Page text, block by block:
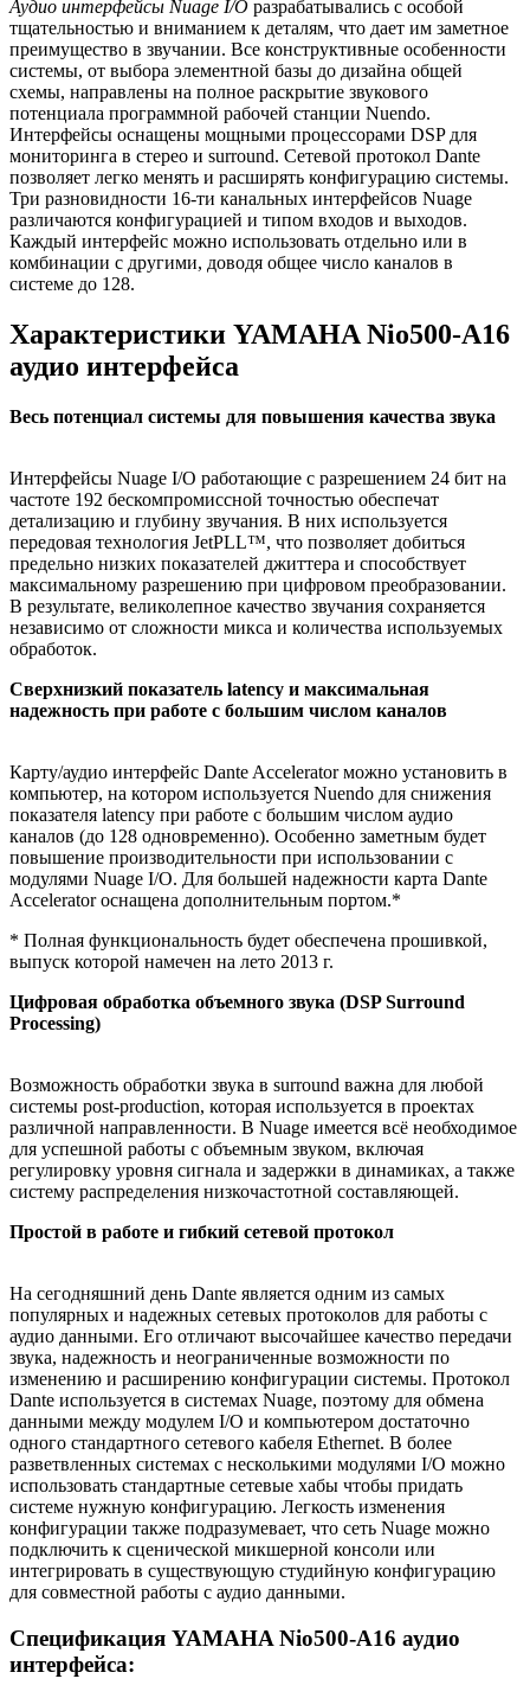
Аудио интерфейсы Nuage I/O разрабатывались с особой
тщательностью и вниманием к деталям, что дает им заметное
преимущество в звучании. Все конструктивные особенности
системы, от выбора элементной базы до дизайна общей
схемы, направлены на полное раскрытие звукового
потенциала программной рабочей станции Nuendo.
Интерфейсы оснащены мощными процессорами DSP для
мониторинга в стерео и surround. Сетевой протокол Dante
позволяет легко менять и расширять конфигурацию системы.
Три разновидности 16-ти канальных интерфейсов Nuage
различаются конфигурацией и типом входов и выходов.
Каждый интерфейс можно использовать отдельно или в
комбинации с другими, доводя общее число каналов в
системе до 128.
Характеристики YAMAHA Nio500-A16
аудио интерфейса
Весь потенциал системы для повышения качества звука
Интерфейсы Nuage I/O работающие с разрешением 24 бит на
частоте 192 бескомпромиссной точностью обеспечат
детализацию и глубину звучания. В них используется
передовая технология JetPLL™, что позволяет добиться
предельно низких показателей джиттера и способствует
максимальному разрешению при цифровом преобразовании.
В результате, великолепное качество звучания сохраняется
независимо от сложности микса и количества используемых
обработок.
Сверхнизкий показатель latency и максимальная
надежность при работе с большим числом каналов
Карту/аудио интерфейс Dante Accelerator можно установить в
компьютер, на котором используется Nuendo для снижения
показателя latency при работе с большим числом аудио
каналов (до 128 одновременно). Особенно заметным будет
повышение производительности при использовании с
модулями Nuage I/O. Для большей надежности карта Dante
Accelerator оснащена дополнительным портом.*
* Полная функциональность будет обеспечена прошивкой,
выпуск которой намечен на лето 2013 г.
Цифровая обработка объемного звука (DSP Surround
Processing)
Возможность обработки звука в surround важна для любой
системы post-production, которая используется в проектах
различной направленности. В Nuage имеется всё необходимое
для успешной работы с объемным звуком, включая
регулировку уровня сигнала и задержки в динамиках, а также
систему распределения низкочастотной составляющей.
Простой в работе и гибкий сетевой протокол
На сегодняшний день Dante является одним из самых
популярных и надежных сетевых протоколов для работы с
аудио данными. Его отличают высочайшее качество передачи
звука, надежность и неограниченные возможности по
изменению и расширению конфигурации системы. Протокол
Dante используется в системах Nuage, поэтому для обмена
данными между модулем I/O и компьютером достаточно
одного стандартного сетевого кабеля Ethernet. В более
разветвленных системах с несколькими модулями I/O можно
использовать стандартные сетевые хабы чтобы придать
системе нужную конфигурацию. Легкость изменения
конфигурации также подразумевает, что сеть Nuage можно
подключить к сценической микшерной консоли или
интегрировать в существующую студийную конфигурацию
для совместной работы с аудио данными.
Спецификация YAMAHA Nio500-A16 аудио
интерфейса: